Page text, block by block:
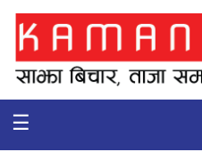
गृहपृष्ठ
समाचार
☰